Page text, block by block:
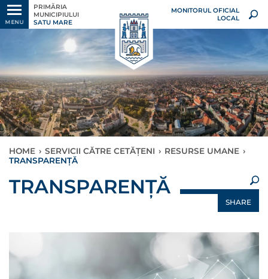
MENU
PRIMĂRIA
MUNICIPIULUI
SATU MARE
MONITORUL OFICIAL
LOCAL
HOME › SERVICII CĂTRE CETĂȚENI › RESURSE UMANE ›
TRANSPARENȚĂ
×
TRANSPARENȚĂ
SHARE